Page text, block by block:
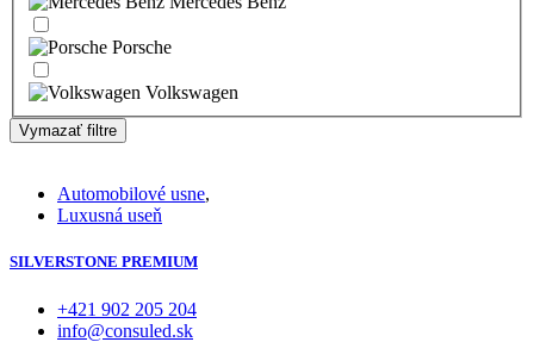
Porsche
Volkswagen
Vymazať filtre
Automobilové usne,
Luxusná useň
SILVERSTONE PREMIUM
+421 902 205 204
info@consuled.sk